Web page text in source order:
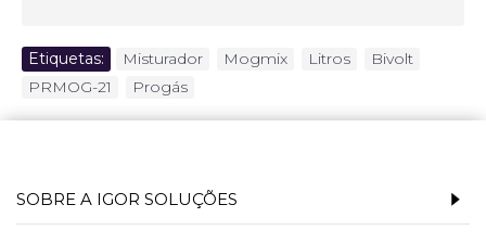
Etiquetas: Misturador Mogmix Litros Bivolt
PRMOG-21
Progás
SOBRE A IGOR SOLUÇÕES